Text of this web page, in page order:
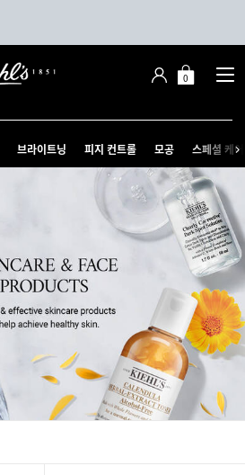
장
니
0
브라이트닝 피지 컨트롤 모공 스페셜 케어